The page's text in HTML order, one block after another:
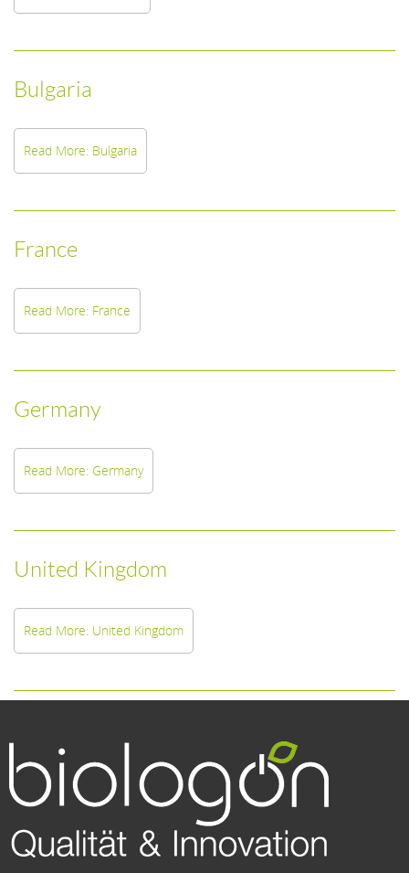
Bulgaria
Read More: Bulgaria
France
Read More: France
Germany
Read More: Germany
United Kingdom
Read More: United Kingdom